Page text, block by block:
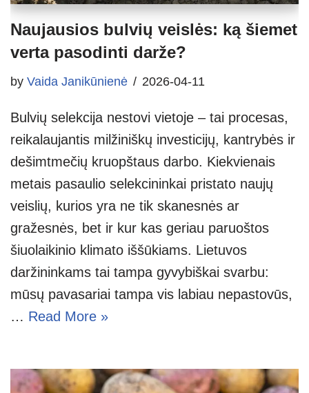
Naujausios bulvių veislės: ką šiemet
verta pasodinti darže?
by Vaida Janikūnienė 2026-04-11
Bulvių selekcija nestovi vietoje – tai procesas,
reikalaujantis milžiniškų investicijų, kantrybės ir
dešimtmečių kruopštaus darbo. Kiekvienais
metais pasaulio selekcininkai pristato naujų
veislių, kurios yra ne tik skanesnės ar
gražesnės, bet ir kur kas geriau paruoštos
šiuolaikinio klimato iššūkiams. Lietuvos
daržininkams tai tampa gyvybiškai svarbu:
mūsų pavasariai tampa vis labiau nepastovūs,
… Read More »